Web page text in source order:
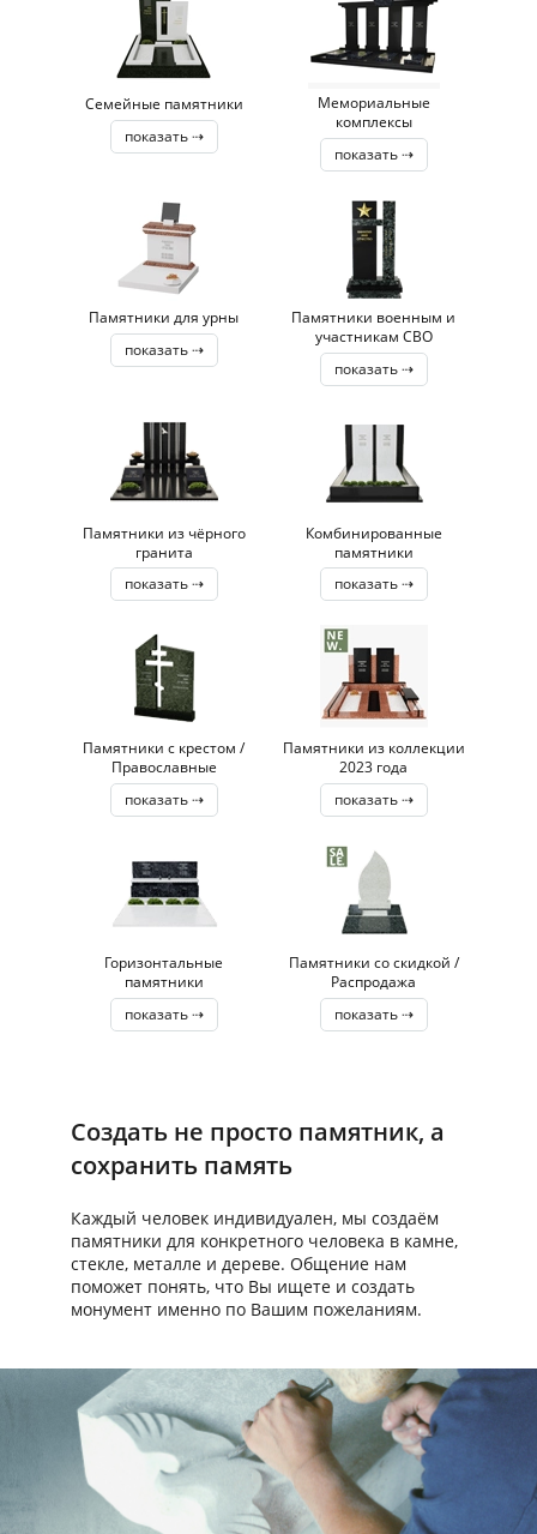
Семейные памятники
показать ⇢
Мемориальные
комплексы
показать ⇢
Памятники для урны
показать ⇢
Памятники военным и
участникам СВО
показать ⇢
Памятники из чёрного
гранита
показать ⇢
Комбинированные
памятники
показать ⇢
Памятники с крестом /
Православные
показать ⇢
Памятники из коллекции
2023 года
показать ⇢
Горизонтальные
памятники
показать ⇢
Памятники со скидкой /
Распродажа
показать ⇢
Создать не просто памятник, а
сохранить память
Каждый человек индивидуален, мы создаём
памятники для конкретного человека в камне,
стекле, металле и дереве. Общение нам
поможет понять, что Вы ищете и создать
монумент именно по Вашим пожеланиям.